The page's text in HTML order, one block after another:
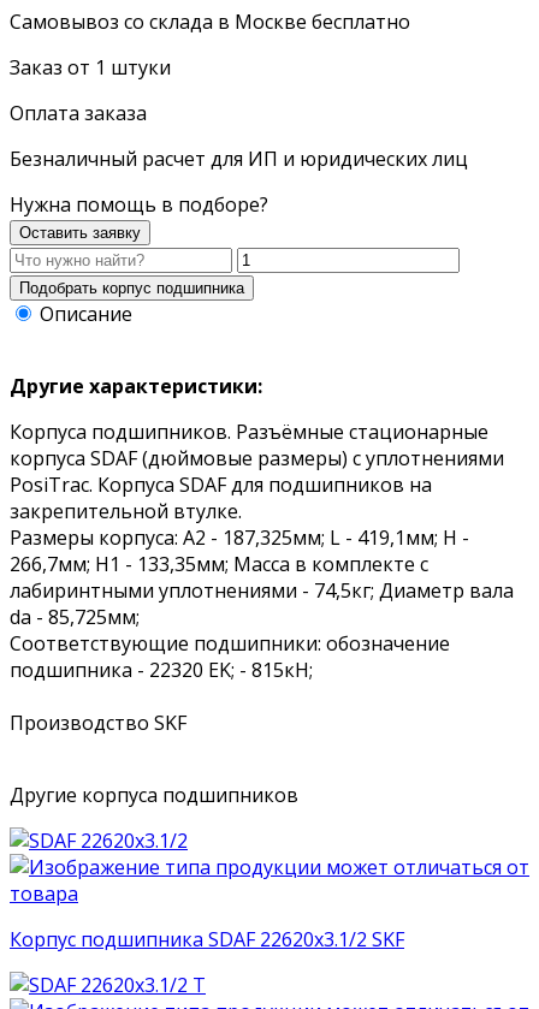
Самовывоз со склада в Москве бесплатно
Заказ от 1 штуки
Оплата заказа
Безналичный расчет для ИП и юридических лиц
Нужна помощь в подборе?
Оставить заявку
Описание
Другие характеристики:
Корпуса подшипников. Разъёмные стационарные
корпуса SDAF (дюймовые размеры) с уплотнениями
PosiTrac. Корпуса SDAF для подшипников на
закрепительной втулке.
Размеры корпуса: A2 - 187,325мм; L - 419,1мм; H -
266,7мм; H1 - 133,35мм; Масса в комплекте с
лабиринтными уплотнениями - 74,5кг; Диаметр вала
da - 85,725мм;
Соответствующие подшипники: обозначение
подшипника - 22320 EK; - 815кН;
Производство SKF
Другие корпуса подшипников
Корпус подшипника SDAF 22620x3.1/2 SKF